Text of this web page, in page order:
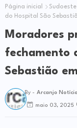
Página inicial Sudoeste
do Hospital São
Moradores
fechamento
Sebastião
By - Arcanjo
maio 03, 2025